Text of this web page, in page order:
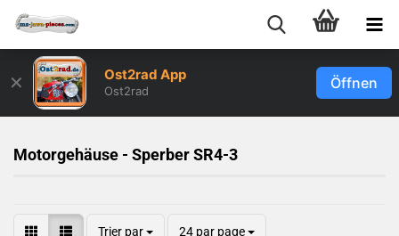
✕ Ost2rad App
Ost2rad Öffnen
Motorgehäuse - Sperber SR4-3
Trier par 24 par page